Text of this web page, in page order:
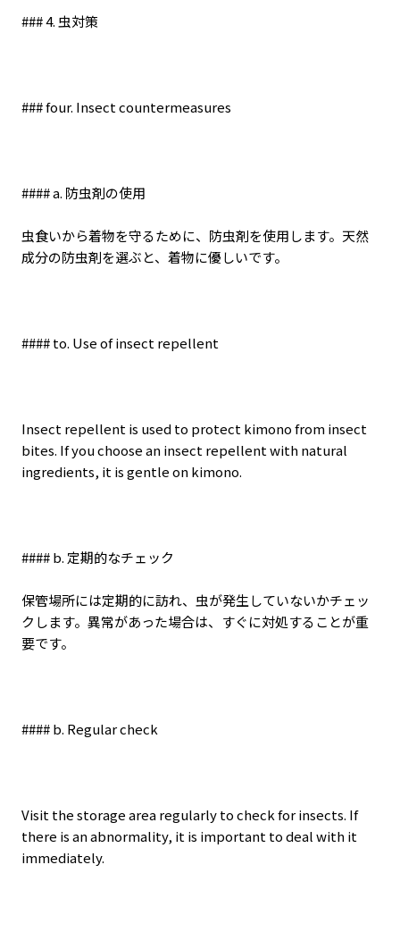
### 4. 虫対策
### four. Insect countermeasures
#### a. 防虫剤の使用
虫食いから着物を守るために、防虫剤を使用します。天然
成分の防虫剤を選ぶと、着物に優しいです。
#### to. Use of insect repellent
Insect repellent is used to protect kimono from insect
bites. If you choose an insect repellent with natural
ingredients, it is gentle on kimono.
#### b. 定期的なチェック
保管場所には定期的に訪れ、虫が発生していないかチェッ
クします。異常があった場合は、すぐに対処することが重
要です。
#### b. Regular check
Visit the storage area regularly to check for insects. If
there is an abnormality, it is important to deal with it
immediately.